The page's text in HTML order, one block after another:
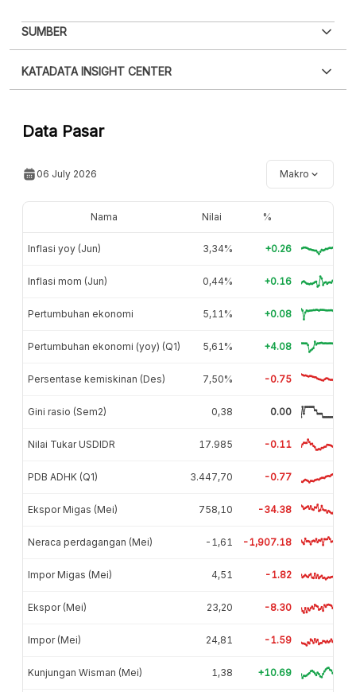
PDF PNG
XLS
SUMBER
punya akun?Silakan Daftar sekarang
KATADATA INSIGHT CENTER
Data Pasar
06 July 2026 Makro
Nama Nilai %
Inflasi yoy (Jun) 3,34% +0.26
Inflasi mom (Jun) 0,44% +0.16
Pertumbuhan ekonomi 5,11% +0.08
Pertumbuhan ekonomi (yoy) (Q1) 5,61% +4.08
Persentase kemiskinan (Des) 7,50% -0.75
Gini rasio (Sem2) 0,38 0.00
Nilai Tukar USDIDR 17.985 -0.11
PDB ADHK (Q1) 3.447,70 -0.77
Ekspor Migas (Mei) 758,10 -34.38
Neraca perdagangan (Mei) -1,61 -1,907.18
Impor Migas (Mei) 4,51 -1.82
Ekspor (Mei) 23,20 -8.30
Impor (Mei) 24,81 -1.59
Kunjungan Wisman (Mei) 1,38 +10.69